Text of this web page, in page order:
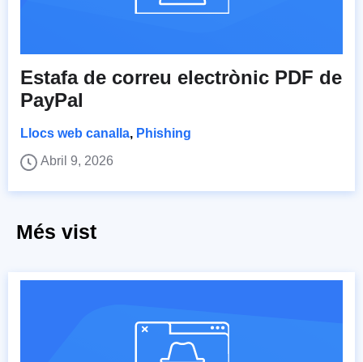
Estafa de correu electrònic PDF de
PayPal
Llocs web canalla, Phishing
Abril 9, 2026
Més vist